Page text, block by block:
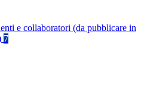
e collaboratori (da pubblicare in
7